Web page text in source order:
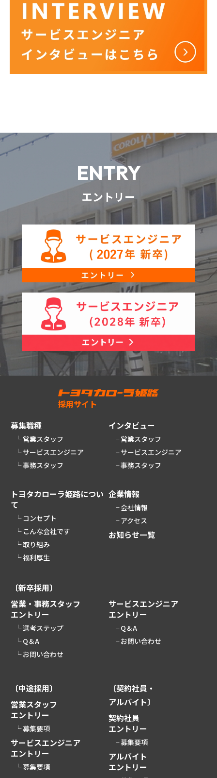
ENTRY
エントリー
採用サイト
募集職種
営業スタッフ
サービスエンジニア
事務スタッフ
インタビュー
営業スタッフ
サービスエンジニア
事務スタッフ
トヨタカローラ姫路につい
て
コンセプト
こんな会社です
取り組み
福利厚生
企業情報
会社情報
アクセス
お知らせ一覧
〔新卒採用〕
営業・事務スタッフ
エントリー
選考ステップ
Q＆A
お問い合わせ
サービスエンジニア
エントリー
Q＆A
お問い合わせ
〔中途採用〕
営業スタッフ
エントリー
募集要項
サービスエンジニア
エントリー
募集要項
〔契約社員・
アルバイト〕
契約社員
エントリー
募集要項
アルバイト
エントリー